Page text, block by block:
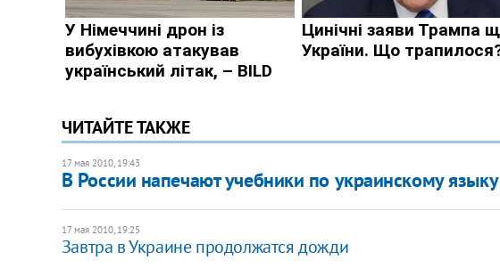
ЧИТАЙТЕ ТАКЖЕ
17 мая 2010, 19:43
В России напечают учебники по украинскому языку
17 мая 2010, 19:25
Завтра в Украине продолжатся дожди